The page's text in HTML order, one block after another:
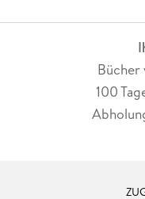
100